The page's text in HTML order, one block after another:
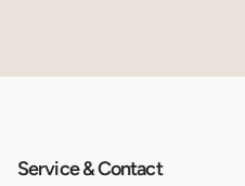
Service & Contact